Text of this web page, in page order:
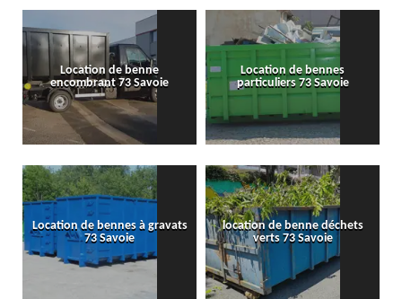
Location de benne
encombrant 73 Savoie
Location de bennes
particuliers 73 Savoie
Location de bennes à gravats
73 Savoie
location de benne déchets
verts 73 Savoie